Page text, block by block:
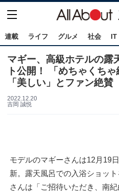
連載 ライフ グルメ 社会 IT
マギー、高級ホテルの露
ト公開！ 「めちゃくちゃ
「美しい」とファン絶賛
2022.12.20
吉岡 誠悦
モデルのマギーさんは12月19
新。露天風呂での入浴ショッ
さんは「ご招待いただき、南